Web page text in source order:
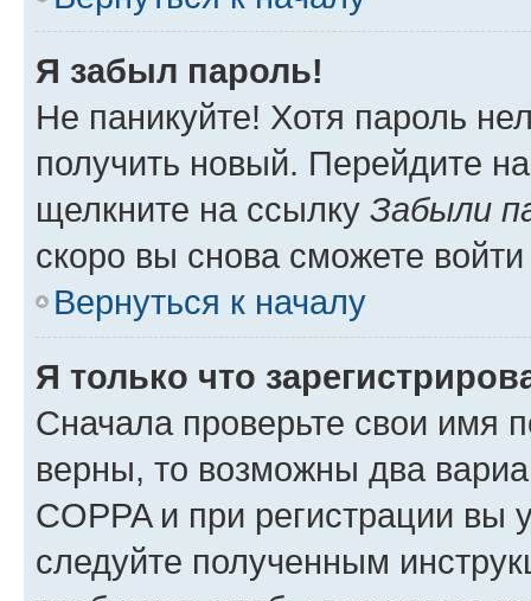
Я забыл пароль!
Не паникуйте! Хотя пароль
получить новый. Перейдите
щелкните на ссылку Забыли
скоро вы снова сможете
Вернуться к началу
Я только что
Сначала проверьте свои имя
верны, то возможны два
COPPA и при регистрации вы
следуйте полученным